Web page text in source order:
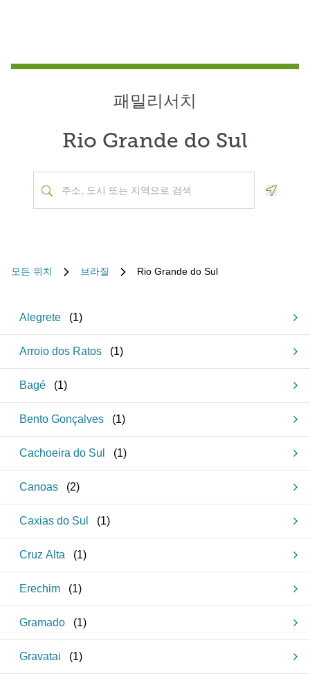
패밀리서치
Rio Grande do Sul
모든 위치 브라질 Rio Grande do Sul
Alegrete (1)
Arroio dos Ratos (1)
Bagé (1)
Bento Gonçalves (1)
Cachoeira do Sul (1)
Canoas (2)
Caxias do Sul (1)
Cruz Alta (1)
Erechim (1)
Gramado (1)
Gravatai (1)